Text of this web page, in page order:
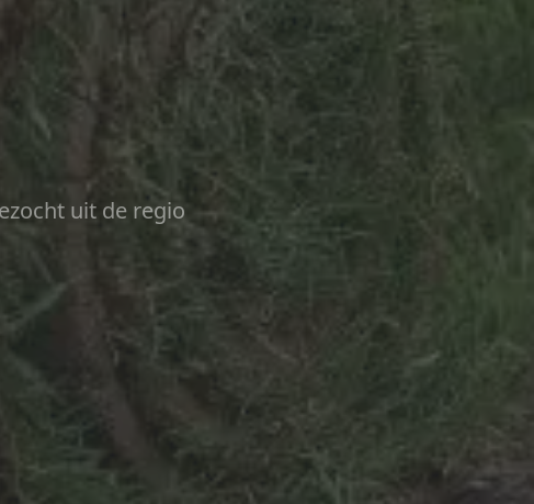
uit de regio